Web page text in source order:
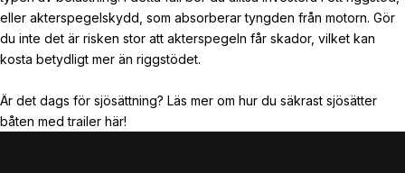
eller akterspegelskydd, som absorberar tyngden från motorn. Gör
du inte det är risken stor att akterspegeln får skador, vilket kan
kosta betydligt mer än riggstödet.
Är det dags för sjösättning? Läs mer om hur du säkrast sjösätter
båten med trailer här!